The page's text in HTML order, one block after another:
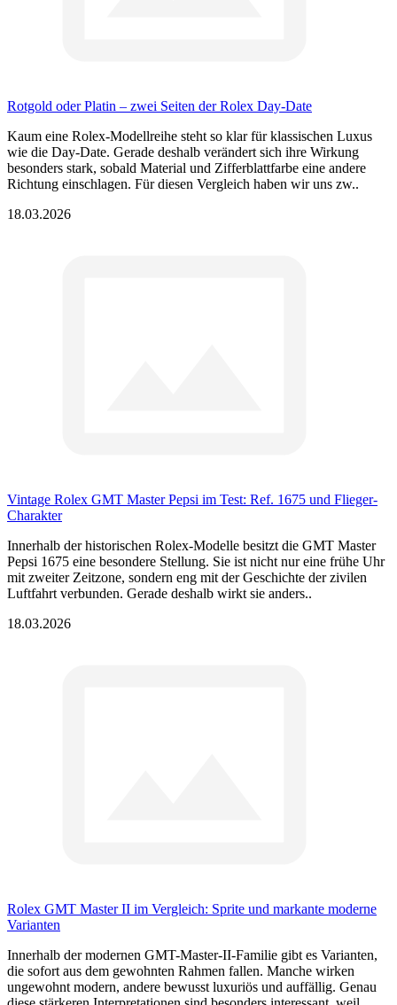
Rotgold oder Platin – zwei Seiten der Rolex Day-Date
Kaum eine Rolex-Modellreihe steht so klar für klassischen Luxus
wie die Day-Date. Gerade deshalb verändert sich ihre Wirkung
besonders stark, sobald Material und Zifferblattfarbe eine andere
Richtung einschlagen. Für diesen Vergleich haben wir uns zw..
18.03.2026
Vintage Rolex GMT Master Pepsi im Test: Ref. 1675 und Flieger-
Charakter
Innerhalb der historischen Rolex-Modelle besitzt die GMT Master
Pepsi 1675 eine besondere Stellung. Sie ist nicht nur eine frühe Uhr
mit zweiter Zeitzone, sondern eng mit der Geschichte der zivilen
Luftfahrt verbunden. Gerade deshalb wirkt sie anders..
18.03.2026
Rolex GMT Master II im Vergleich: Sprite und markante moderne
Varianten
Innerhalb der modernen GMT-Master-II-Familie gibt es Varianten,
die sofort aus dem gewohnten Rahmen fallen. Manche wirken
ungewohnt modern, andere bewusst luxuriös und auffällig. Genau